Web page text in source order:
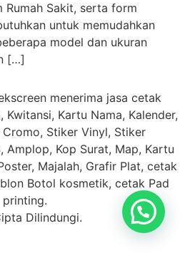
Sakit, serta form
untuk memudahkan
model dan ukuran
[…]
menerima jasa cetak
Kwitansi, Kartu Nama, Kalender,
Stiker Vinyl, Stiker
Amplop, Kop Surat, Map, Kartu
Majalah, Grafir Plat, cetak
Botol kosmetik, cetak Pad
printing.
Dilindungi.